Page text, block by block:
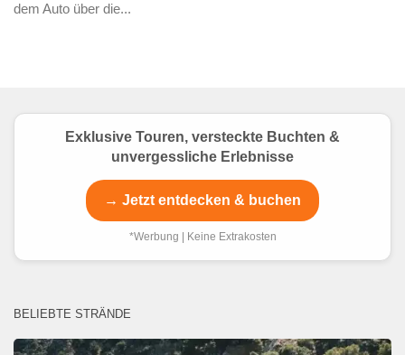
dem Auto über die...
Exklusive Touren, versteckte Buchten &
unvergessliche Erlebnisse
→ Jetzt entdecken & buchen
*Werbung | Keine Extrakosten
BELIEBTE STRÄNDE